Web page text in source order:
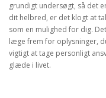
grundigt undersøgt, så det
dit helbred, er det klogt at
som en mulighed for dig.
læge frem for oplysninger,
vigtigt at tage personligt
glæde i livet.